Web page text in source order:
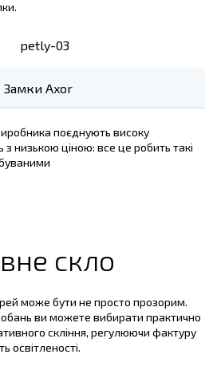
Замки Axor
поєднують високу
з низькою ціною: все це робить такі
скло
може бути не просто прозорим.
ви можете вибирати практично
скління, регулюючи фактуру
освітленості.